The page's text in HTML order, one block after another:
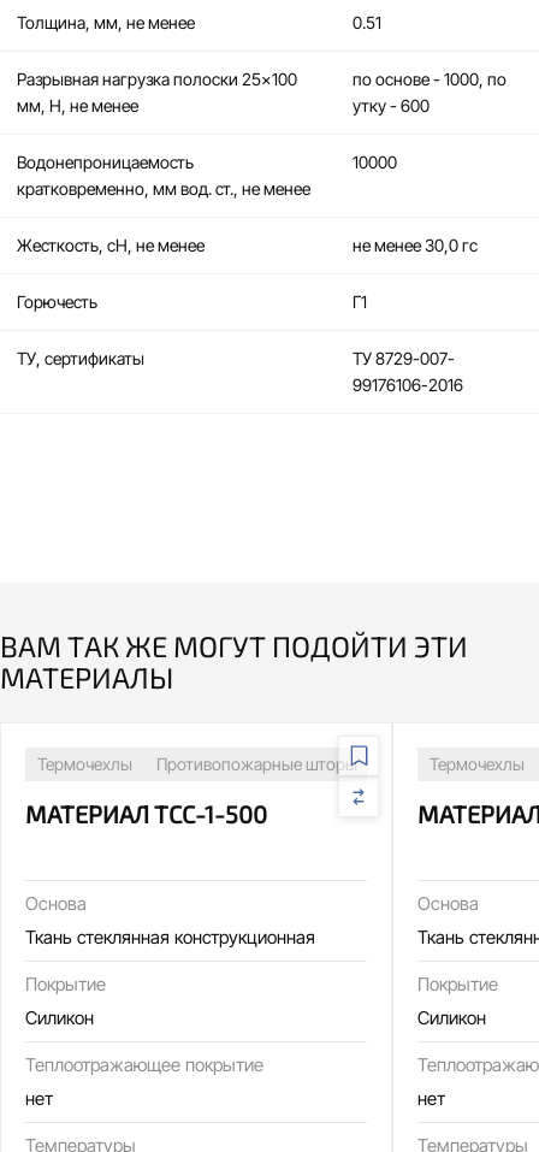
Толщина, мм, не менее 0.51
Разрывная нагрузка полоски 25×100
мм, Н, не менее
по основе - 1000, по
утку - 600
Водонепроницаемость
кратковременно, мм вод. ст., не менее
10000
Жесткость, сН, не менее не менее 30,0 гс
Горючесть Г1
ТУ, сертификаты
ТУ 8729-007-
99176106-2016
ВАМ ТАК ЖЕ МОГУТ ПОДОЙТИ ЭТИ
МАТЕРИАЛЫ
Термочехлы Противопожарные шторы Сварочные посты
МАТЕРИАЛ ТСС-1-500
Основа
Ткань стеклянная конструкционная
Покрытие
Силикон
Теплоотражающее покрытие
нет
Температуры
Термочехлы
Основа
Ткань
Покрытие
Силикон
нет
Температуры